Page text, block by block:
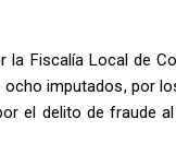
Fiscalía Local de
imputados, por
el delito de fraude